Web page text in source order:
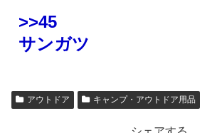
>>45
サンガツ
アウトドア キャンプ・アウトドア用品